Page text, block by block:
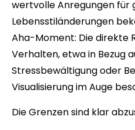
wertvolle Anregungen für
Lebensstiländerungen
Aha-Moment: Die direkte
Verhalten, etwa in Bezug
Stressbewältigung oder
Visualisierung im Auge
Die Grenzen sind klar